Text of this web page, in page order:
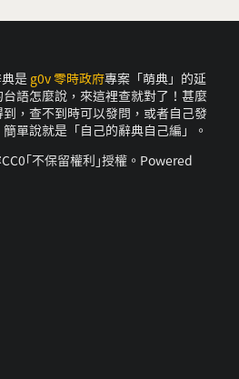
是 g0v 零時政府專案「萌典」的延
語怎麼說，來這裡查就對了！甚麼
，查不到時可以發問，或者自己發
單說就是「自己的辭典自己編」。
｢不保留權利｣授權。Powered